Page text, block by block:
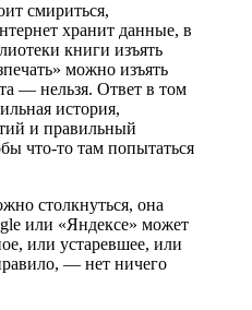
смириться,
хранит данные, в
книги изъять
можно изъять
— нельзя. Ответ в том
история,
и правильный
что-то там попытаться
столкнуться, она
или «Яндексе» может
или устаревшее, или
— нет ничего